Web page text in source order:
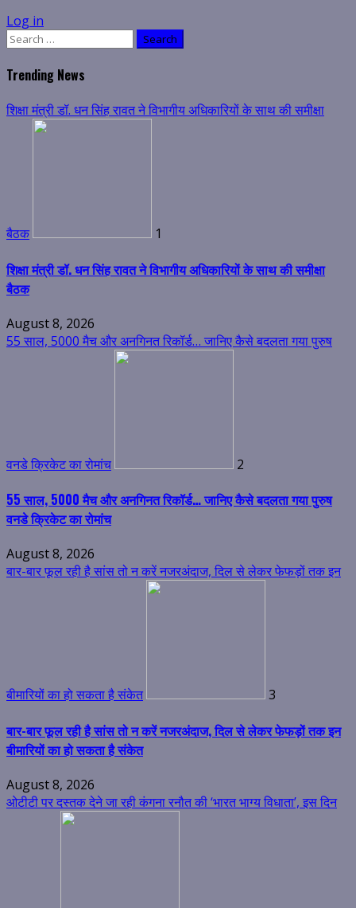
Log in
Search
Trending News
शिक्षा मंत्री डॉ. धन सिंह रावत ने विभागीय अधिकारियों के साथ की समीक्षा
बैठक 1
शिक्षा मंत्री डॉ. धन सिंह रावत ने विभागीय अधिकारियों के साथ की समीक्षा
बैठक
August 8, 2026
55 साल, 5000 मैच और अनगिनत रिकॉर्ड… जानिए कैसे बदलता गया पुरुष
वनडे क्रिकेट का रोमांच 2
55 साल, 5000 मैच और अनगिनत रिकॉर्ड… जानिए कैसे बदलता गया पुरुष
वनडे क्रिकेट का रोमांच
August 8, 2026
बार-बार फूल रही है सांस तो न करें नजरअंदाज, दिल से लेकर फेफड़ों तक इन
बीमारियों का हो सकता है संकेत 3
बार-बार फूल रही है सांस तो न करें नजरअंदाज, दिल से लेकर फेफड़ों तक इन
बीमारियों का हो सकता है संकेत
August 8, 2026
ओटीटी पर दस्तक देने जा रही कंगना रनौत की ‘भारत भाग्य विधाता’, इस दिन